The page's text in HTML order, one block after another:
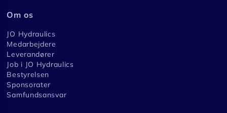
Om os
JO Hydraulics
Medarbejdere
Leverandører
Job i JO Hydraulics
Bestyrelsen
Sponsorater
Samfundsansvar